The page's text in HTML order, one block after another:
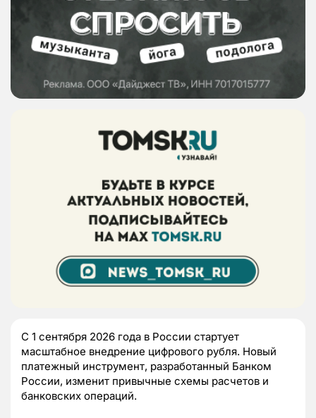
С 1 сентября 2026 года в России стартует
масштабное внедрение цифрового рубля. Новый
платежный инструмент, разработанный Банком
России, изменит привычные схемы расчетов и
банковских операций.